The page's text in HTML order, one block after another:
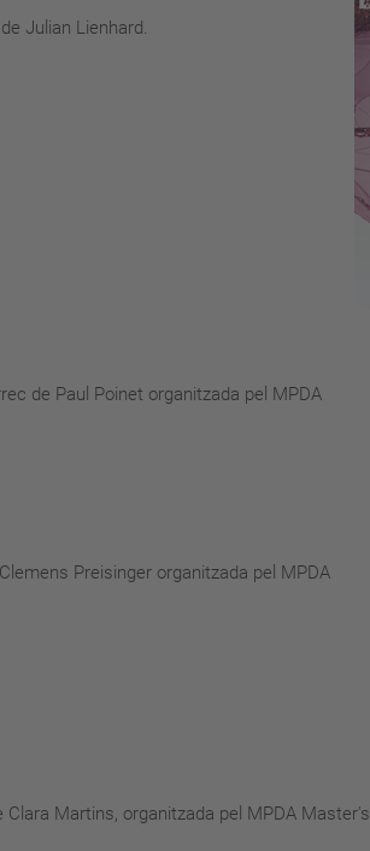
Julian Lienhard.
de Paul Poinet organitzada pel MPDA
Preisinger organitzada pel MPDA
Martins, organitzada pel MPDA Master's